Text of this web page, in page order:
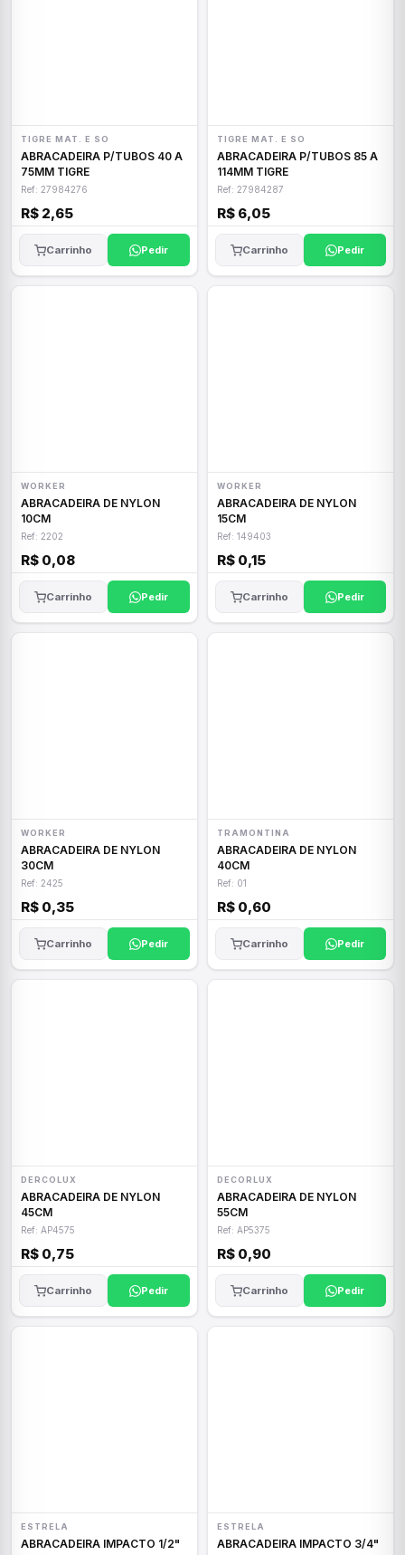
TIGRE MAT. E SO
ABRACADEIRA P/TUBOS 40 A
75MM TIGRE
Ref: 27984276
R$ 2,65
Carrinho Pedir
TIGRE MAT. E SO
ABRACADEIRA P/TUBOS 85 A
114MM TIGRE
Ref: 27984287
R$ 6,05
Carrinho Pedir
WORKER
ABRACADEIRA DE NYLON
10CM
Ref: 2202
R$ 0,08
Carrinho Pedir
WORKER
ABRACADEIRA DE NYLON
15CM
Ref: 149403
R$ 0,15
Carrinho Pedir
WORKER
ABRACADEIRA DE NYLON
30CM
Ref: 2425
R$ 0,35
Carrinho Pedir
TRAMONTINA
ABRACADEIRA DE NYLON
40CM
Ref: 01
R$ 0,60
Carrinho Pedir
DERCOLUX
ABRACADEIRA DE NYLON
45CM
Ref: AP4575
R$ 0,75
Carrinho Pedir
DECORLUX
ABRACADEIRA DE NYLON
55CM
Ref: AP5375
R$ 0,90
Carrinho Pedir
ESTRELA
ABRACADEIRA IMPACTO 1/2"
ESTRELA
ABRACADEIRA IMPACTO 3/4"